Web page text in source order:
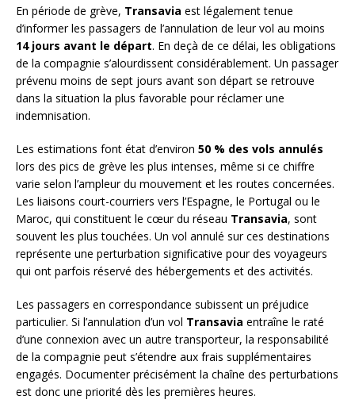
En période de grève, Transavia est légalement tenue
d’informer les passagers de l’annulation de leur vol au moins
14 jours avant le départ. En deçà de ce délai, les obligations
de la compagnie s’alourdissent considérablement. Un passager
prévenu moins de sept jours avant son départ se retrouve
dans la situation la plus favorable pour réclamer une
indemnisation.
Les estimations font état d’environ 50 % des vols annulés
lors des pics de grève les plus intenses, même si ce chiffre
varie selon l’ampleur du mouvement et les routes concernées.
Les liaisons court-courriers vers l’Espagne, le Portugal ou le
Maroc, qui constituent le cœur du réseau Transavia, sont
souvent les plus touchées. Un vol annulé sur ces destinations
représente une perturbation significative pour des voyageurs
qui ont parfois réservé des hébergements et des activités.
Les passagers en correspondance subissent un préjudice
particulier. Si l’annulation d’un vol Transavia entraîne le raté
d’une connexion avec un autre transporteur, la responsabilité
de la compagnie peut s’étendre aux frais supplémentaires
engagés. Documenter précisément la chaîne des perturbations
est donc une priorité dès les premières heures.